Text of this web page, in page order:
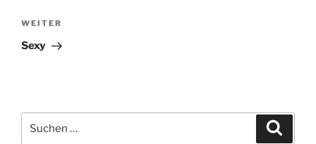
Nächster
Beitrag
WEITER
Sexy
nach: